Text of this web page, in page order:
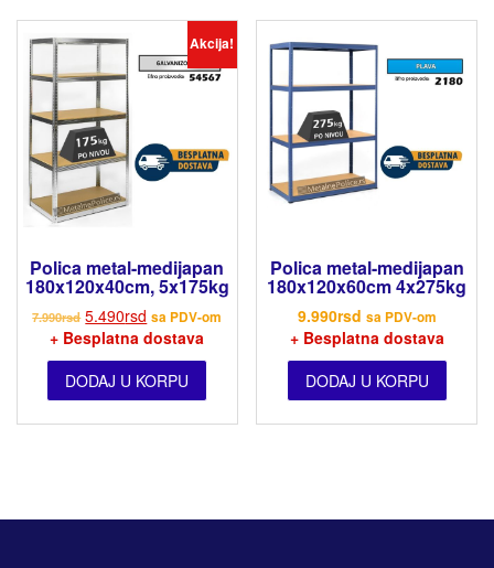
Akcija!
Polica metal-medijapan
180x120x40cm, 5x175kg
7.990rsd 5.490rsd sa PDV-om
+ Besplatna dostava
DODAJ U KORPU
Polica metal-medijapan
180x120x60cm 4x275kg
9.990rsd sa PDV-om
+ Besplatna dostava
DODAJ U KORPU